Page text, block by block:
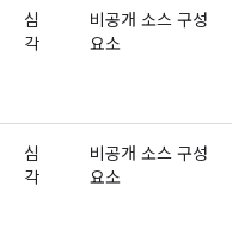
심
각
비공개 소스 구성
요소
심
각
비공개 소스 구성
요소